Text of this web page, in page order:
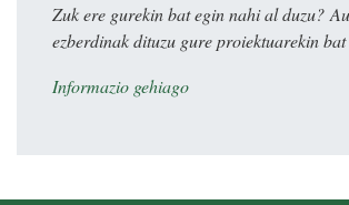
Zuk ere gurekin bat egin nahi al duzu?
ezberdinak dituzu gure proiektuarekin bat
Informazio gehiago